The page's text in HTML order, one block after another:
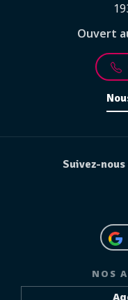
Ouvert
Suivez-
NOS